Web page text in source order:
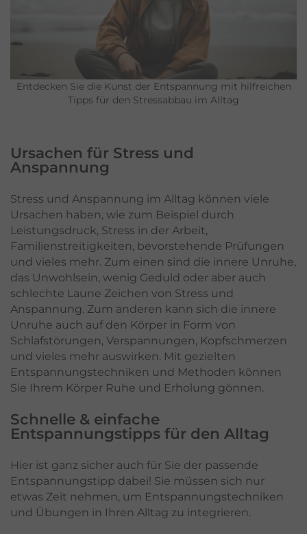
Entdecken Sie die Kunst der Entspannung mit hilfreichen
Tipps für den Stressabbau im Alltag
Ursachen für Stress und
Anspannung
Stress und Anspannung im Alltag können viele
Ursachen haben, wie zum Beispiel durch
Leistungsdruck, Stress in der Arbeit,
Familienstreitigkeiten, bevorstehende Prüfungen
und vieles mehr. Zum einen sind die innere Unruhe,
das Unwohlsein, wenig Geduld oder aber auch
schlechte Laune Zeichen von Stress und
Anspannung. Zum anderen kann sich die innere
Unruhe auch auf den Körper in Form von
Schlafstörungen, Verspannungen, Kopfschmerzen
und vieles mehr auswirken. Mit gezielten
Entspannungstechniken und Methoden können
Sie Ihrem Körper Ruhe und Erholung gönnen.
Schnelle & einfache
Entspannungstipps für den Alltag
Hier ist ganz sicher auch für Sie der passende
Entspannungstipp dabei! Sie müssen sich nur
etwas Zeit nehmen, um Entspannungstechniken
und Übungen in Ihren Alltag zu integrieren.